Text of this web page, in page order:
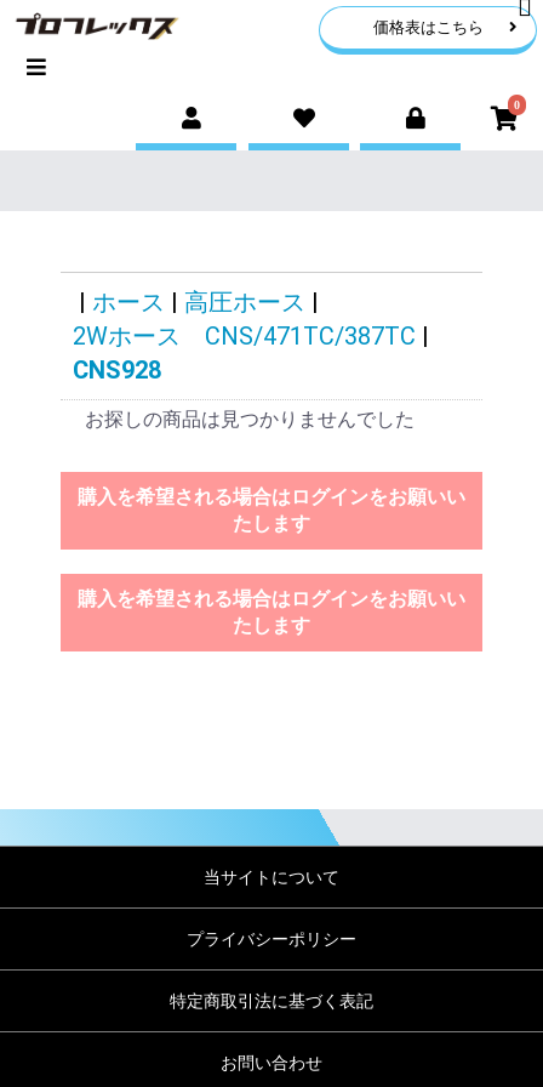
価格表はこちら
0
| ホース | 高圧ホース |
2Wホース CNS/471TC/387TC |
CNS928
お探しの商品は見つかりませんでした
購入を希望される場合はログインをお願いい
たします
購入を希望される場合はログインをお願いい
たします
当サイトについて
プライバシーポリシー
特定商取引法に基づく表記
お問い合わせ